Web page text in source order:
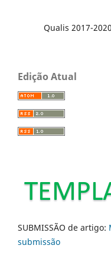
Qualis 2017-
Edição Atual
SUBMISSÃO de artigo:
submissão